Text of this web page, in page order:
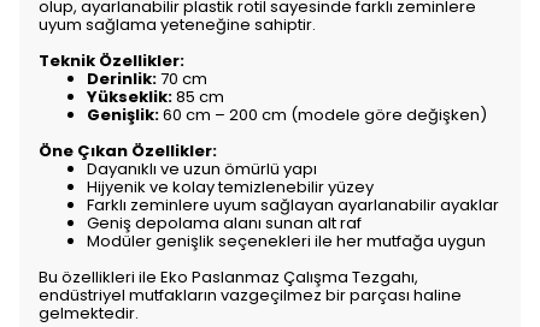
olup, ayarlanabilir plastik rotil sayesinde farklı zeminlere
uyum sağlama yeteneğine sahiptir.
Teknik Özellikler:
Derinlik:70 cm
Yükseklik:85 cm
Genişlik:60 cm – 200 cm (modele göre değişken)
Öne Çıkan Özellikler:
Dayanıklı ve uzun ömürlü yapı
Hijyenik ve kolay temizlenebilir yüzey
Farklı zeminlere uyum sağlayan ayarlanabilir ayaklar
Geniş depolama alanı sunan alt raf
Modüler genişlik seçenekleri ile her mutfağa uygun
Bu özellikleri ile Eko Paslanmaz Çalışma Tezgahı,
endüstriyel mutfakların vazgeçilmez bir parçası haline
gelmektedir.